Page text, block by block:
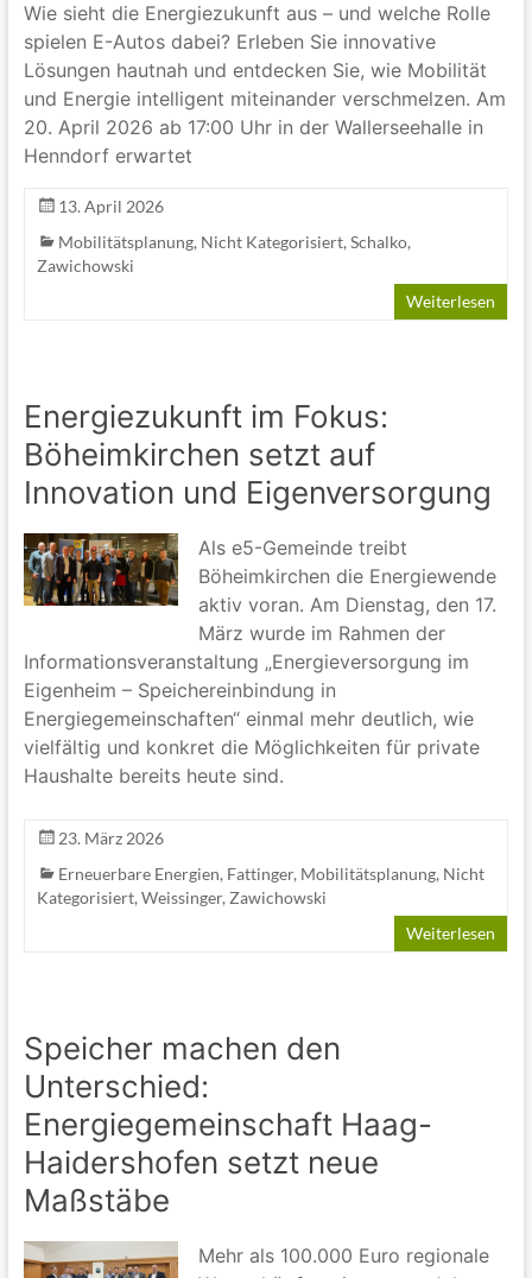
Wie sieht die Energiezukunft aus – und welche Rolle
spielen E-Autos dabei? Erleben Sie innovative
Lösungen hautnah und entdecken Sie, wie Mobilität
und Energie intelligent miteinander verschmelzen. Am
20. April 2026 ab 17:00 Uhr in der Wallerseehalle in
Henndorf erwartet
13. April 2026
Mobilitätsplanung, Nicht Kategorisiert, Schalko,
Zawichowski
Weiterlesen
Energiezukunft im Fokus:
Böheimkirchen setzt auf
Innovation und Eigenversorgung
Als e5-Gemeinde treibt
Böheimkirchen die Energiewende
aktiv voran. Am Dienstag, den 17.
März wurde im Rahmen der
Informationsveranstaltung „Energieversorgung im
Eigenheim – Speichereinbindung in
Energiegemeinschaften“ einmal mehr deutlich, wie
vielfältig und konkret die Möglichkeiten für private
Haushalte bereits heute sind.
23. März 2026
Erneuerbare Energien, Fattinger, Mobilitätsplanung, Nicht
Kategorisiert, Weissinger, Zawichowski
Weiterlesen
Speicher machen den
Unterschied:
Energiegemeinschaft Haag-
Haidershofen setzt neue
Maßstäbe
Mehr als 100.000 Euro regionale